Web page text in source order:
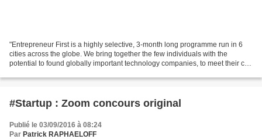
"Entrepreneur First is a highly selective, 3-month long programme run in 6
cities across the globe. We bring together the few individuals with the
potential to found globally important technology companies, to meet their co-
#Startup : Zoom concours original
Publié le 03/09/2016 à 08:24
Par Patrick RAPHAELOFF